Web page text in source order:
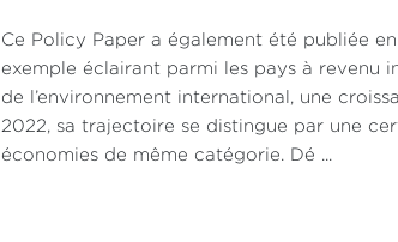
Ce Policy Paper a également été publiée
exemple éclairant parmi les pays à revenu
de l’environnement international, une
2022, sa trajectoire se distingue par une
économies de même catégorie. Dé ...